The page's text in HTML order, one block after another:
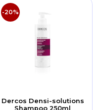
-20%
Dercos Densi-solutions
Shampoo 250ml